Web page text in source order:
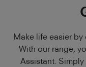
Make life easier by
With our range,
Assistant.